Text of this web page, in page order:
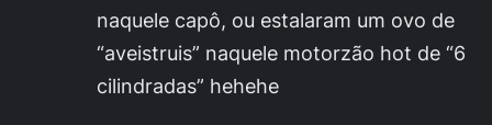
naquele capô, ou estalaram um ovo de
“aveistruis” naquele motorzão hot de “6
cilindradas” hehehe